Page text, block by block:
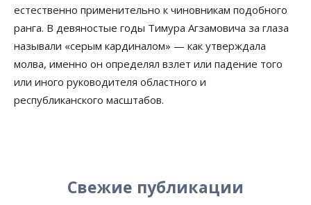
естественно применительно к чиновникам подобного
ранга. В девяностые годы Тимура Агзамовича за глаза
называли «серым кардиналом» — как утверждала
молва, именно он определял взлет или падение того
или иного руководителя областного и
республиканского масштабов.
Свежие публикации